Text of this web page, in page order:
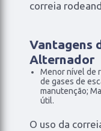
correia
Vantagens
Alternador
Menor nível de
de gases de
manutenção;
útil.
O uso da